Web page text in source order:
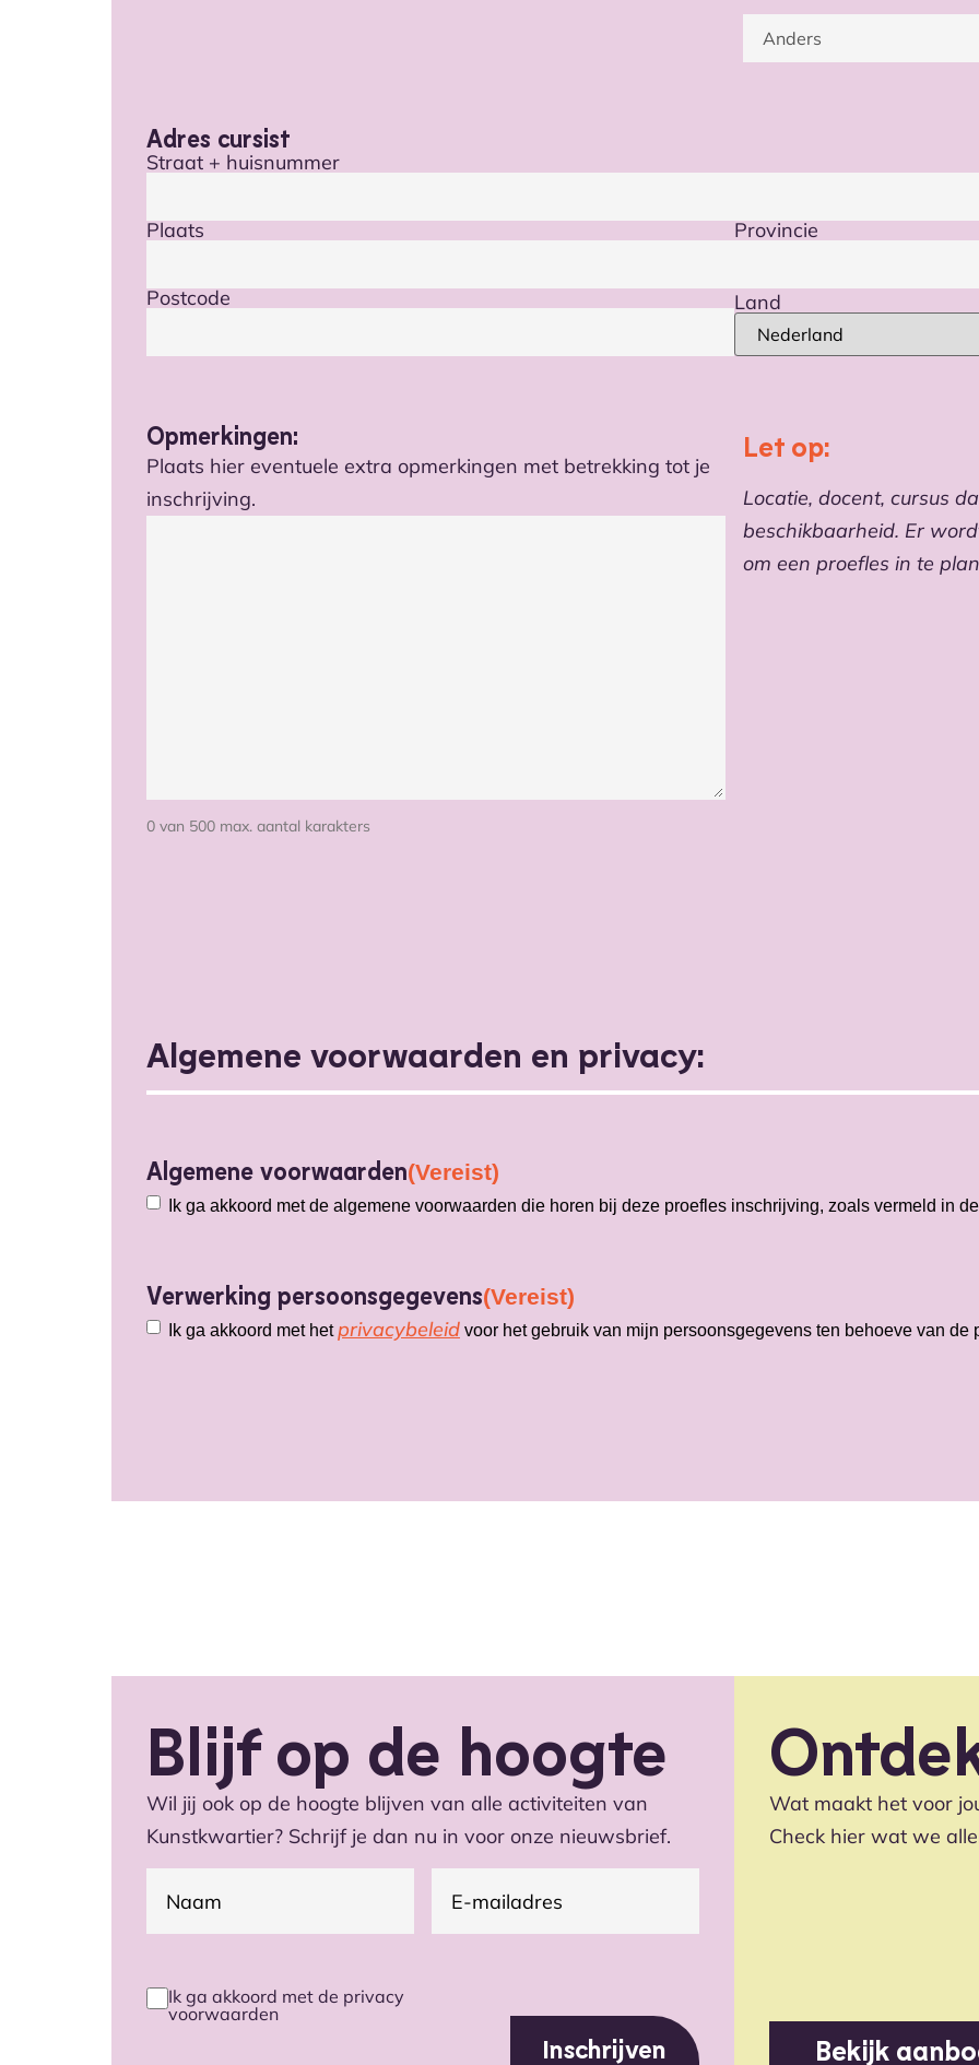
Adres cursist
Straat + huisnummer
Plaats Provincie
Postcode Land
Opmerkingen:
Plaats hier eventuele extra opmerkingen met betrekking tot je
inschrijving.
0 van 500 max. aantal karakters
Let op:
Locatie, docent, cursus
beschikbaarheid. Er
om een proefles in te
Algemene voorwaarden en privacy:
Algemene voorwaarden(Vereist)
Ik ga akkoord met de algemene voorwaarden die horen bij deze proefles inschrijving, zoals vermeld in de
Verwerking persoonsgegevens(Vereist)
Ik ga akkoord met hetprivacybeleid voor het gebruik van mijn persoonsgegevens ten behoeve van de
Blijf op de hoogte
Wil jij ook op de hoogte blijven van alle activiteiten van
Kunstkwartier? Schrijf je dan nu in voor onze nieuwsbrief.
E-
mailadres(Vereist)
Privacy
Ik ga akkoord met de privacy
voorwaarden
Wat maakt het voor
Check hier wat we
Bekijk